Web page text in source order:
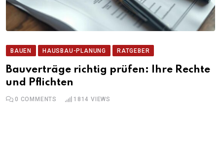
BAUEN HAUSBAU-PLANUNG RATGEBER
Bauverträge richtig prüfen: Ihre Rechte
und Pflichten
0 COMMENTS 1814 VIEWS